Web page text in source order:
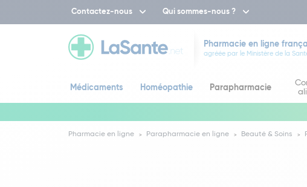
Contactez-nous Qui sommes-nous ?
Pharmacie en ligne
agréée par le Ministère de la
Médicaments Homéopathie Parapharmacie
Pharmacie en ligne Parapharmacie en ligne Beauté & Soins